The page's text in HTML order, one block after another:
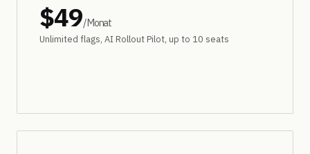
$49/Monat
Unlimited flags, AI Rollout Pilot, up to 10 seats